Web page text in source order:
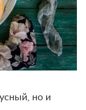
но и